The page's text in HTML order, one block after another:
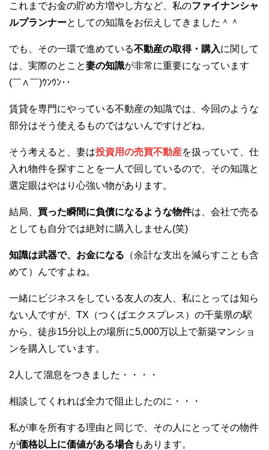
これまでお金の貯め方増やし方など、私のファイナンシャ
ルプランナーとしての知識をお伝えしてきました＾＾
でも、その一環で進めている不動産の取得・購入に関して
は、実際のとこと妻の知識が非常に重要になっています
(￣∧￣)ｳﾝｳﾝ･･
賃貸を専門にやっている不動産の知識では、今回のような
部分はそう使えるものではないんですけどね。
そう考えると、妻は投資用の売買不動産を扱っていて、仕
入れ物件を探すことを一人で回しているので、その知識と
選定眼はやはり心強い物があります。
結局、 買った瞬間に負債になるような物件は、会社で売る
としても自分では絶対に購入しません(笑)
知識は武器で、お金になる （余計な支出を減らすことも含
めて）んですよね。
一緒にビジネスをしている友人の友人、私にとっては知ら
ない人ですが、TX（つくばエクスプレス）の千葉県の駅
から、徒歩15分以上の場所に5,000万以上で新築マンショ
ンを購入しています。
2人して溜息をつきました・・・・
相談してくれれば全力で阻止したのに・・・
私が車を所有する理由と同じで、その人にとってその物件
が価格以上に価値がある場合もあります。